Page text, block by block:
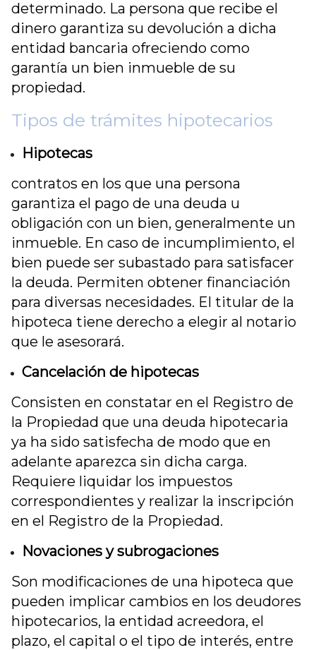
determinado. La persona que recibe el
dinero garantiza su devolución a dicha
entidad bancaria ofreciendo como
garantía un bien inmueble de su
propiedad.
Tipos de trámites hipotecarios
Hipotecas
contratos en los que una persona
garantiza el pago de una deuda u
obligación con un bien, generalmente un
inmueble. En caso de incumplimiento, el
bien puede ser subastado para satisfacer
la deuda. Permiten obtener financiación
para diversas necesidades. El titular de la
hipoteca tiene derecho a elegir al notario
que le asesorará.
Cancelación de hipotecas
Consisten en constatar en el Registro de
la Propiedad que una deuda hipotecaria
ya ha sido satisfecha de modo que en
adelante aparezca sin dicha carga.
Requiere liquidar los impuestos
correspondientes y realizar la inscripción
en el Registro de la Propiedad.
Novaciones y subrogaciones
Son modificaciones de una hipoteca que
pueden implicar cambios en los deudores
hipotecarios, la entidad acreedora, el
plazo, el capital o el tipo de interés, entre